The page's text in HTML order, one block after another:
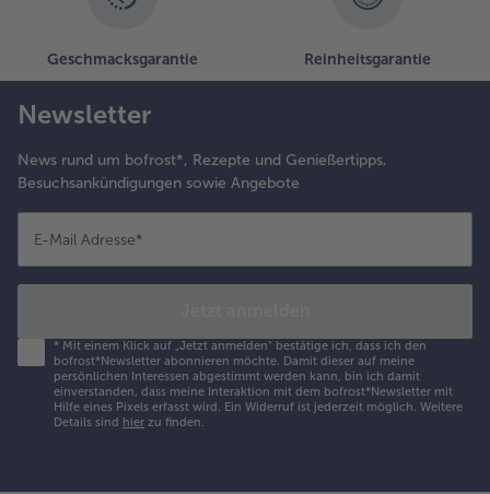
Geschmacksgarantie Reinheitsgarantie
Newsletter
News rund um bofrost*, Rezepte und Genießertipps,
Besuchsankündigungen sowie Angebote
E-Mail Adresse*
* Mit einem Klick auf „Jetzt anmelden" bestätige ich, dass ich den
bofrost*Newsletter abonnieren möchte. Damit dieser auf meine
persönlichen Interessen abgestimmt werden kann, bin ich damit
einverstanden, dass meine Interaktion mit dem bofrost*Newsletter mit
Hilfe eines Pixels erfasst wird. Ein Widerruf ist jederzeit möglich. Weitere
Details sind hier zu finden.